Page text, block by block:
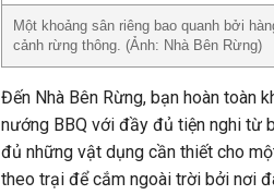
Một khoảng sân riêng bao quanh bởi
cảnh rừng thông. (Ảnh: Nhà Bên Rừng)
Đến Nhà Bên Rừng, bạn hoàn toàn
nướng BBQ với đầy đủ tiện nghi từ
đủ những vật dụng cần thiết cho
theo trại để cắm ngoài trời bởi nơi